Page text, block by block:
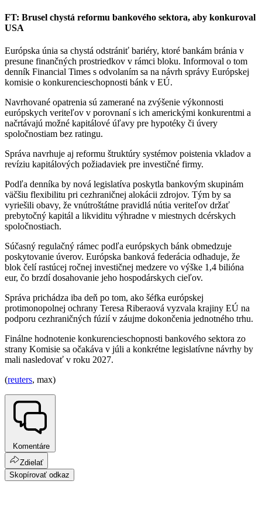
FT: Brusel chystá reformu bankového sektora, aby konkuroval
USA
Európska únia sa chystá odstrániť bariéry, ktoré bankám bránia v
presune finančných prostriedkov v rámci bloku. Informoval o tom
denník Financial Times s odvolaním sa na návrh správy Európskej
komisie o konkurencieschopnosti bánk v EÚ.
Navrhované opatrenia sú zamerané na zvýšenie výkonnosti
európskych veriteľov v porovnaní s ich americkými konkurentmi a
načrtávajú možné kapitálové úľavy pre hypotéky či úvery
spoločnostiam bez ratingu.
Správa navrhuje aj reformu štruktúry systémov poistenia vkladov a
revíziu kapitálových požiadaviek pre investičné firmy.
Podľa denníka by nová legislatíva poskytla bankovým skupinám
väčšiu flexibilitu pri cezhraničnej alokácii zdrojov. Tým by sa
vyriešili obavy, že vnútroštátne pravidlá nútia veriteľov držať
prebytočný kapitál a likviditu výhradne v miestnych dcérskych
spoločnostiach.
Súčasný regulačný rámec podľa európskych bánk obmedzuje
poskytovanie úverov. Európska banková federácia odhaduje, že
blok čelí rastúcej ročnej investičnej medzere vo výške 1,4 bilióna
eur, čo brzdí dosahovanie jeho hospodárskych cieľov.
Správa prichádza iba deň po tom, ako šéfka európskej
protimonopolnej ochrany Teresa Riberaová vyzvala krajiny EÚ na
podporu cezhraničných fúzií v záujme dokončenia jednotného trhu.
Finálne hodnotenie konkurencieschopnosti bankového sektora zo
strany Komisie sa očakáva v júli a konkrétne legislatívne návrhy by
mali nasledovať v roku 2027.
(reuters, max)
Komentáre
Zdielať
Skopírovať odkaz